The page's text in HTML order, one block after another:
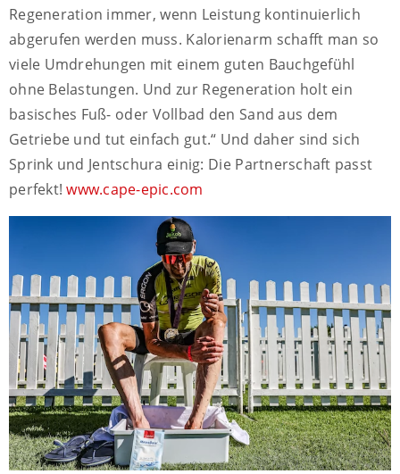
Regeneration immer, wenn Leistung kontinuierlich
abgerufen werden muss. Kalorienarm schafft man so
viele Umdrehungen mit einem guten Bauchgefühl
ohne Belastungen. Und zur Regeneration holt ein
basisches Fuß- oder Vollbad den Sand aus dem
Getriebe und tut einfach gut.“ Und daher sind sich
Sprink und Jentschura einig: Die Partnerschaft passt
perfekt!www.cape-epic.com